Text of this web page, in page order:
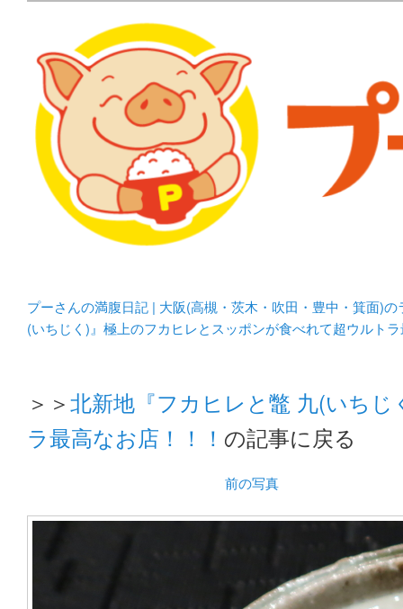
プーさんの満腹日記 |
豊中・箕面)のランチ＆
化してます。
プーさんの満腹日記 | 大阪(高槻・茨木・吹田・豊中・箕面)
(いちじく)』極上のフカヒレとスッポンが食べれて超ウルト
＞＞北新地『フカヒレと鼈 九(いち
ラ最高なお店！！！ の記事に戻る
前の写真